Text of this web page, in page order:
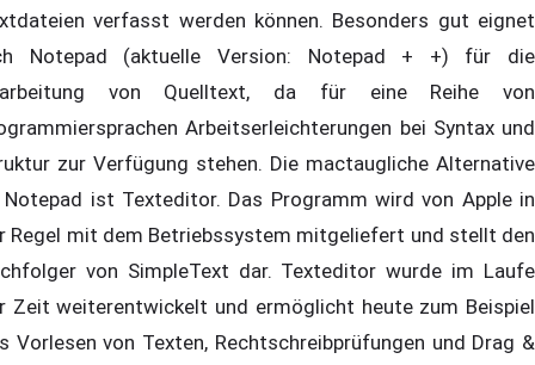
verfasst werden können. Besonders gut eignet
Notepad (aktuelle Version: Notepad + +) für die
von Quelltext, da für eine Reihe von
Arbeitserleichterungen bei Syntax und
zur Verfügung stehen. Die mactaugliche Alternative
Notepad ist Texteditor. Das Programm wird von Apple in
Regel mit dem Betriebssystem mitgeliefert und stellt den
von SimpleText dar. Texteditor wurde im Laufe
Zeit weiterentwickelt und ermöglicht heute zum Beispiel
Vorlesen von Texten, Rechtschreibprüfungen und Drag &